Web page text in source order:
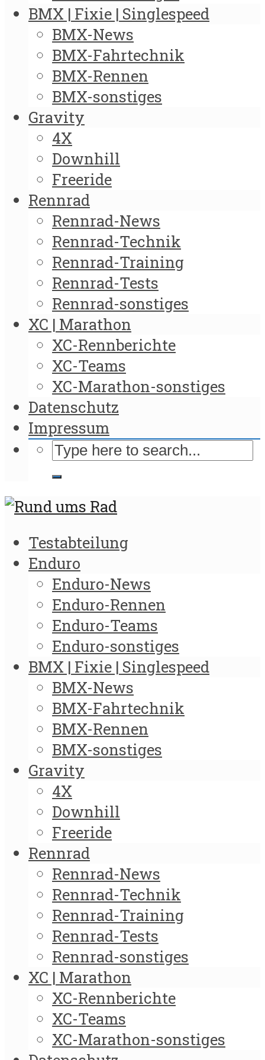
BMX | Fixie | Singlespeed
BMX-News
BMX-Fahrtechnik
BMX-Rennen
BMX-sonstiges
Gravity
4X
Downhill
Freeride
Rennrad
Rennrad-News
Rennrad-Technik
Rennrad-Training
Rennrad-Tests
Rennrad-sonstiges
XC | Marathon
XC-Rennberichte
XC-Teams
XC-Marathon-sonstiges
Datenschutz
Impressum
Testabteilung
Enduro
Enduro-News
Enduro-Rennen
Enduro-Teams
Enduro-sonstiges
BMX | Fixie | Singlespeed
BMX-News
BMX-Fahrtechnik
BMX-Rennen
BMX-sonstiges
Gravity
4X
Downhill
Freeride
Rennrad
Rennrad-News
Rennrad-Technik
Rennrad-Training
Rennrad-Tests
Rennrad-sonstiges
XC | Marathon
XC-Rennberichte
XC-Teams
XC-Marathon-sonstiges